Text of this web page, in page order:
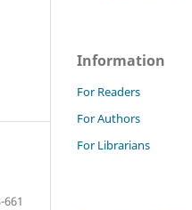
661
Information
For Readers
For Authors
For Librarians